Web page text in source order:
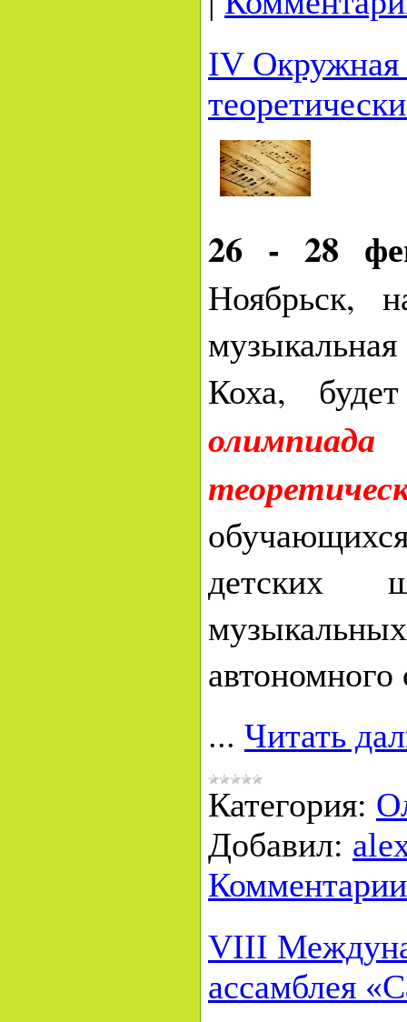
IV Окружная
26 - 28
Ноябрьск,
Коха,
детских
автономного
... Читать
Категория:
Добавил:
VIII
ассамблея